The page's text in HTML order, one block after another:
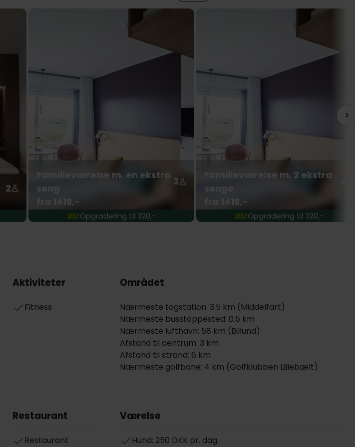
2
Familieværelse m. en ekstra
seng
3
fra 1419,-
Opgradering til 320,-
Familieværelse m. 2 ekstra
senge
fra 1419,-
Opgradering til 320,-
Aktiviteter
Fitness
Området
Nærmeste togstation: 3.5 km (Middelfart)
Nærmeste busstoppested: 0.5 km
Nærmeste lufthavn: 58 km (Billund)
Afstand til centrum: 3 km
Afstand til strand: 6 km
Nærmeste golfbane: 4 km (Golfklubben Lillebælt)
Restaurant
Restaurant
Værelse
Hund: 250 DKK pr. dag